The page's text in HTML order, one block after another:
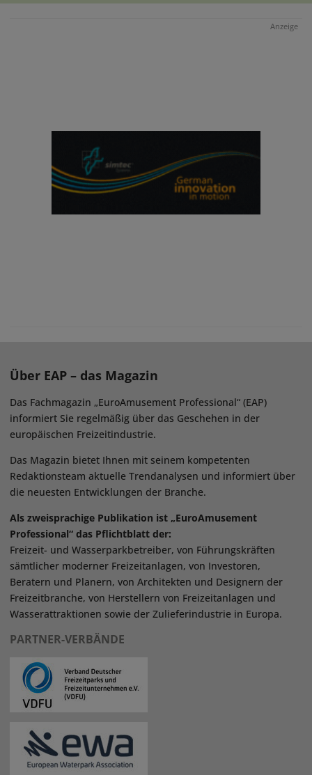
Anzeige
Über EAP – das Magazin
Das Fachmagazin „EuroAmusement Professional“ (EAP)
informiert Sie regelmäßig über das Geschehen in der
europäischen Freizeitindustrie.
Das Magazin bietet Ihnen mit seinem kompetenten
Redaktionsteam aktuelle Trendanalysen und informiert über
die neuesten Entwicklungen der Branche.
Als zweisprachige Publikation ist „EuroAmusement
Professional“ das Pflichtblatt der:
Freizeit- und Wasserparkbetreiber, von Führungskräften
sämtlicher moderner Freizeitanlagen, von Investoren,
Beratern und Planern, von Architekten und Designern der
Freizeitbranche, von Herstellern von Freizeitanlagen und
Wasserattraktionen sowie der Zulieferindustrie in Europa.
PARTNER-VERBÄNDE